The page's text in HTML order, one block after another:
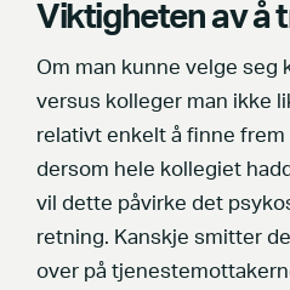
Viktigheten av å
Om man kunne velge seg
versus kolleger man ikke
relativt enkelt å finne frem
dersom hele kollegiet
vil dette påvirke det
retning. Kanskje smitter
over på